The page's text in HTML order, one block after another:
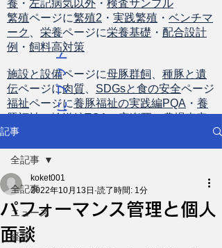
養 ・ 左記病気以外 ・ 検査サンプル
繁殖ページに繁殖2 ・ 実践繁殖 ・ ベンチマ
ーク
栄養ページに栄養基礎 ・ 配合設計
例 ・ 飼料高対策
施設と設備ページに母豚群飼
種豚と遺
伝ページに肉質 SDGsと食の安全ページ
福祉ページに養豚福祉の実践編PQA ・ 養
豚福祉の輸送編TQA・安楽死・農場査定
ト
ッ
プ
に
記事
全記事
ニュース
経営
全記事
パフォーマンス管理と個人
面談
koket001
2022年10月13日 読了時間: 1分